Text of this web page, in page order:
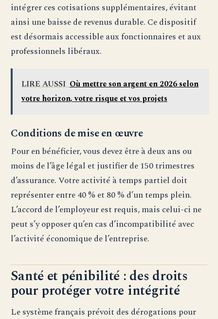
intégrer ces cotisations supplémentaires, évitant
ainsi une baisse de revenus durable. Ce dispositif
est désormais accessible aux fonctionnaires et aux
professionnels libéraux.
LIRE AUSSI Où mettre son argent en 2026 selon
votre horizon, votre risque et vos projets
Conditions de mise en œuvre
Pour en bénéficier, vous devez être à deux ans ou
moins de l’âge légal et justifier de 150 trimestres
d’assurance. Votre activité à temps partiel doit
représenter entre 40 % et 80 % d’un temps plein.
L’accord de l’employeur est requis, mais celui-ci ne
peut s’y opposer qu’en cas d’incompatibilité avec
l’activité économique de l’entreprise.
Santé et pénibilité : des droits
pour protéger votre intégrité
Le système français prévoit des dérogations pour